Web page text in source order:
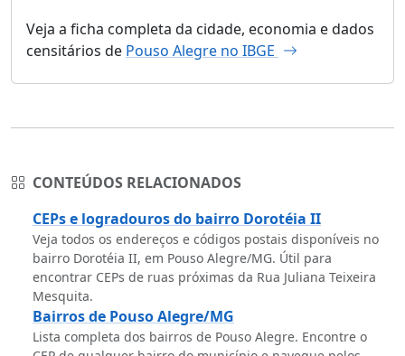
Veja a ficha completa da cidade, economia e dados
censitários de Pouso Alegre no IBGE
CONTEÚDOS RELACIONADOS
CEPs e logradouros do bairro Dorotéia II
Veja todos os endereços e códigos postais disponíveis no
bairro Dorotéia II, em Pouso Alegre/MG. Útil para
encontrar CEPs de ruas próximas da Rua Juliana Teixeira
Mesquita.
Bairros de Pouso Alegre/MG
Lista completa dos bairros de Pouso Alegre. Encontre o